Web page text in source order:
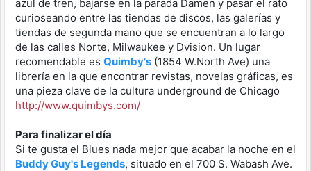
azul de tren, bajarse en la parada Damen y pasar el rato
curioseando entre las tiendas de discos, las galerías y
tiendas de segunda mano que se encuentran a lo largo
de las calles Norte, Milwaukee y Dvision. Un lugar
recomendable es Quimby's (1854 W.North Ave) una
librería en la que encontrar revistas, novelas gráficas, es
una pieza clave de la cultura underground de Chicago
http://www.quimbys.com/
Para finalizar el día
Si te gusta el Blues nada mejor que acabar la noche en el
Buddy Guy's Legends, situado en el 700 S. Wabash Ave.